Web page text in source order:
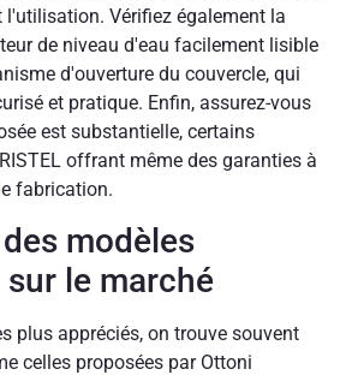
l'utilisation. Vérifiez également la
de niveau d'eau facilement lisible
d'ouverture du couvercle, qui
et pratique. Enfin, assurez-vous
est substantielle, certains
offrant même des garanties à
fabrication.
modèles
le marché
plus appréciés, on trouve souvent
celles proposées par Ottoni